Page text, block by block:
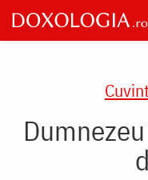
Skip
to
main